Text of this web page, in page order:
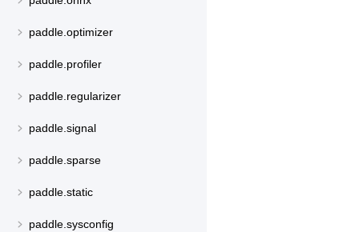
paddle.optimizer
paddle.profiler
paddle.regularizer
paddle.signal
paddle.sparse
paddle.static
paddle.sysconfig